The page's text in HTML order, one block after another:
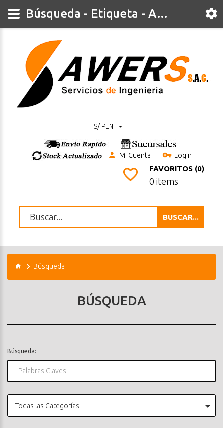
S/ PEN
Mi Cuenta Login
FAVORITOS (0)
0 items
BUSCAR...
Búsqueda
BÚSQUEDA
Búsqueda:
Todas las Categorías
Búsqueda - Etiqueta - Analogico